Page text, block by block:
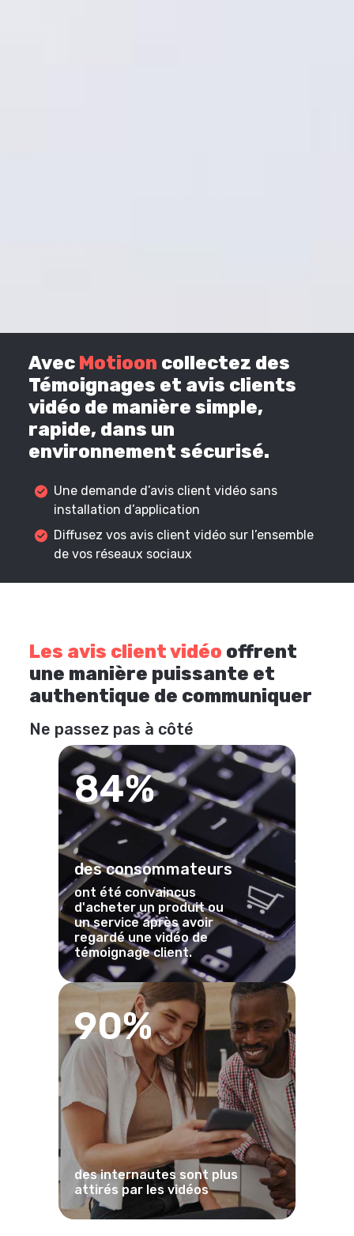
Avec Motioon collectez des
Témoignages et avis clients
vidéo de manière simple,
rapide, dans un
environnement sécurisé.
Une demande d’avis client vidéo sans
installation d’application
Diffusez vos avis client vidéo sur l’ensemble
de vos réseaux sociaux
Les avis client vidéo offrent
une manière puissante et
authentique de communiquer
Ne passez pas à côté
84%
des consommateurs
ont été convaincus
d'acheter un produit ou
un service après avoir
regardé une vidéo de
témoignage client.
90%
des internautes sont plus
attirés par les vidéos